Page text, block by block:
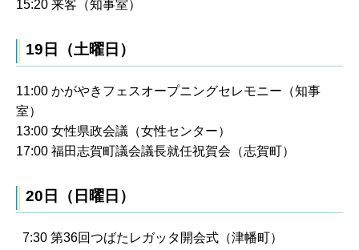
15:20 来客（知事室）
19日（土曜日）
11:00 かがやきフェスオープニングセレモニー（知事
室）
13:00 女性県政会議（女性センター）
17:00 福田志賀町議会議長就任祝賀会（志賀町）
20日（日曜日）
7:30 第36回つばたレガッタ開会式（津幡町）